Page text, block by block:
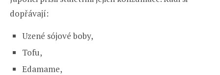
dopřávají:
Uzené sójové boby,
Tofu,
Edamame,